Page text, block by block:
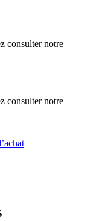
consulter notre
consulter notre